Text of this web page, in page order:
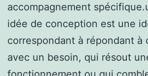
accompagnement
idée de conception est une
correspondant à répondant à
avec un besoin, qui résout